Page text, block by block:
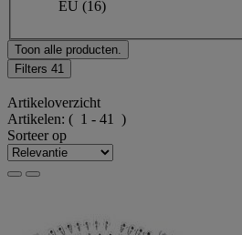
EU (16)
Toon alle producten.
Filters 41
Artikeloverzicht
Artikelen: ( 1 - 41 )
Sorteer op